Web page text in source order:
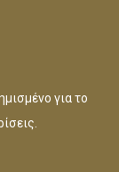
για το